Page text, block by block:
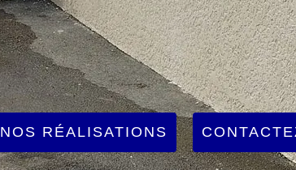
NOS RÉALISATIONS